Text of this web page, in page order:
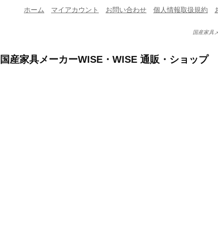
ホーム マイアカウント お問い合わせ 個人情報取扱規約
国産家具
国産家具メーカーWISE・WISE 通販・ショップ